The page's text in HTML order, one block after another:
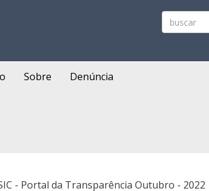
Sobre Denúncia
- Portal da Transparência Outubro - 2022